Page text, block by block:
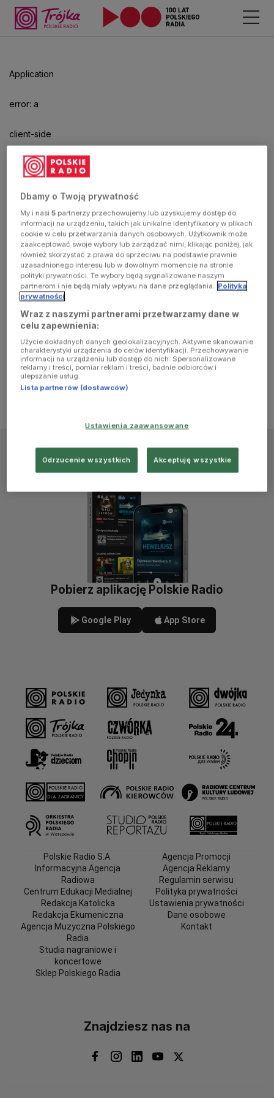
Application
error: a
client-side
exception
has
occurred
(see the
browser
console for
more
information)
aby
odtwarzać.
Pobierz aplikację Polskie Radio
Google Play App Store
Polskie Radio S.A.
Informacyjna Agencja
Radiowa
Centrum Edukacji Medialnej
Redakcja Katolicka
Redakcja Ekumeniczna
Agencja Muzyczna Polskiego
Radia
Studia nagraniowe i
koncertowe
Sklep Polskiego Radia
Agencja Promocji
Agencja Reklamy
Regulamin serwisu
Polityka prywatności
Ustawienia prywatności
Dane osobowe
Kontakt
Znajdziesz nas na
Dbamy o Twoją prywatność
My i nasi5 partnerzy przechowujemy lub uzyskujemy dostęp do
informacji na urządzeniu, takich jak unikalne identyfikatory w plikach
cookie w celu przetwarzania danych osobowych. Użytkownik może
zaakceptować swoje wybory lub zarządzać nimi, klikając poniżej, jak
również skorzystać z prawa do sprzeciwu na podstawie prawnie
uzasadnionego interesu lub w dowolnym momencie na stronie
polityki prywatności. Te wybory będą sygnalizowane naszym
partnerom i nie będą miały wpływu na dane przeglądania. Polityka
prywatności
Wraz z naszymi partnerami przetwarzamy dane w
celu zapewnienia:
Użycie dokładnych danych geolokalizacyjnych. Aktywne skanowanie
charakterystyki urządzenia do celów identyfikacji. Przechowywanie
informacji na urządzeniu lub dostęp do nich. Spersonalizowane
reklamy i treści, pomiar reklam i treści, badnie odbiorców i
ulepszanie usług.
Lista partnerów (dostawców)
Ustawienia zaawansowane
Odrzucenie wszystkich Akceptuję wszystkie